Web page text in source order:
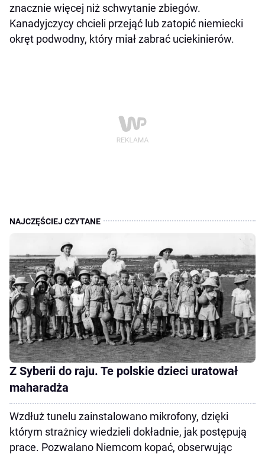
znacznie więcej niż schwytanie zbiegów.
Kanadyjczycy chcieli przejąć lub zatopić niemiecki
okręt podwodny, który miał zabrać uciekinierów.
Z Syberii do raju. Te polskie dzieci uratował
maharadża
Wzdłuż tunelu zainstalowano mikrofony, dzięki
którym strażnicy wiedzieli dokładnie, jak postępują
prace. Pozwalano Niemcom kopać, obserwując